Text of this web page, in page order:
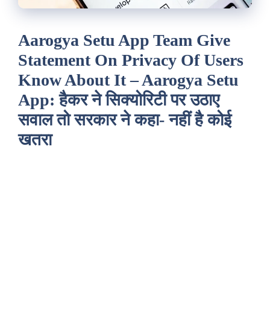
Aarogya Setu App Team Give
Statement On Privacy Of Users
Know About It – Aarogya Setu
App: हैकर ने सिक्योरिटी पर उठाए
सवाल तो सरकार ने कहा- नहीं है कोई
खतरा